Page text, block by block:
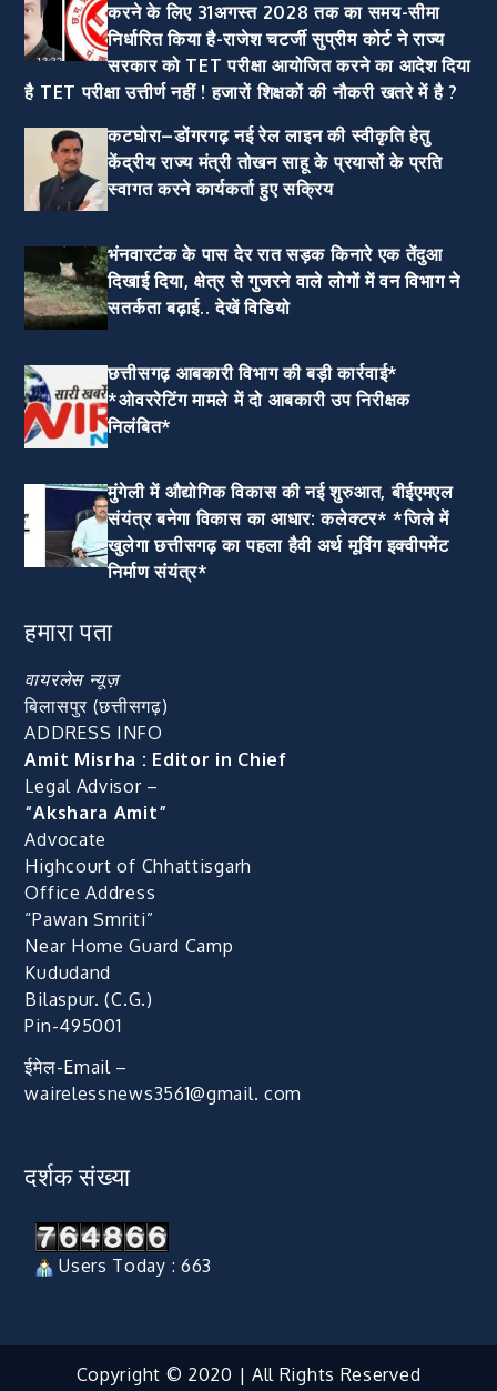
करने के लिए 31अगस्त 2028 तक का समय-सीमा
निर्धारित किया है-राजेश चटर्जी सुप्रीम कोर्ट ने राज्य
सरकार को TET परीक्षा आयोजित करने का आदेश दिया
है TET परीक्षा उत्तीर्ण नहीं ! हजारों शिक्षकों की नौकरी खतरे में है ?
कटघोरा–डोंगरगढ़ नई रेल लाइन की स्वीकृति हेतु
केंद्रीय राज्य मंत्री तोखन साहू के प्रयासों के प्रति
स्वागत करने कार्यकर्ता हुए सक्रिय
भंनवारटंक के पास देर रात सड़क किनारे एक तेंदुआ
दिखाई दिया, क्षेत्र से गुजरने वाले लोगों में वन विभाग ने
सतर्कता बढ़ाई.. देखें विडियो
छत्तीसगढ़ आबकारी विभाग की बड़ी कार्रवाई*
*ओवररेटिंग मामले में दो आबकारी उप निरीक्षक
निलंबित*
मुंगेली में औद्योगिक विकास की नई शुरुआत, बीईएमएल
संयंत्र बनेगा विकास का आधार: कलेक्टर* *जिले में
खुलेगा छत्तीसगढ़ का पहला हैवी अर्थ मूविंग इक्वीपमेंट
निर्माण संयंत्र*
हमारा पता
वायरलेस न्यूज़
बिलासपुर (छत्तीसगढ़)
ADDRESS INFO
Amit Misrha : Editor in Chief
Legal Advisor –
“Akshara Amit”
Advocate
Highcourt of Chhattisgarh
Office Address
“Pawan Smriti”
Near Home Guard Camp
Kududand
Bilaspur. (C.G.)
Pin-495001
ईमेल-Email –
wairelessnews3561@gmail. com
दर्शक संख्या
Users Today : 663
Copyright © 2020 | All Rights Reserved